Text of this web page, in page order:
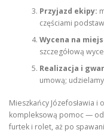
Przyjazd ekipy:
częściami
Wycena na
szczegółową
Realizacja i
umową;
Mieszkańcy Józefosławia i
kompleksową pomoc —
furtek i rolet, aż po